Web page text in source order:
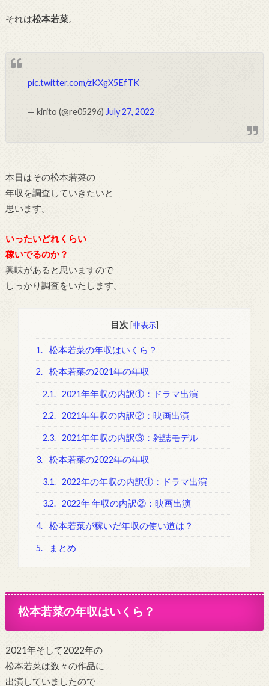
それは松本若菜。
pic.twitter.com/zKXgX5EfTK
— kirito (@re05296) July 27, 2022
本日はその松本若菜の
年収を調査していきたいと
思います。
いったいどれくらい
稼いでるのか？
興味があると思いますので
しっかり調査をいたします。
目次 [非表示]
1. 松本若菜の年収はいくら？
2. 松本若菜の2021年の年収
2.1. 2021年年収の内訳①：ドラマ出演
2.2. 2021年年収の内訳②：映画出演
2.3. 2021年年収の内訳③：雑誌モデル
3. 松本若菜の2022年の年収
3.1. 2022年の年収の内訳①：ドラマ出演
3.2. 2022年 年収の内訳②：映画出演
4. 松本若菜が稼いだ年収の使い道は？
5. まとめ
松本若菜の年収はいくら？
2021年そして2022年の
松本若菜は数々の作品に
出演していましたので